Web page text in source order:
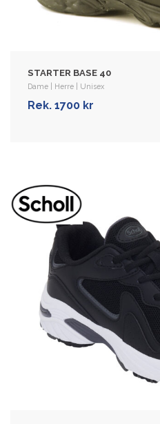
STARTER BASE 40
Dame | Herre | Unisex
Rek. 1700 kr
Overdelen er laget i
føttene puste, er
VIS MER